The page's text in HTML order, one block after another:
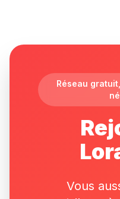
Réseau
Vous